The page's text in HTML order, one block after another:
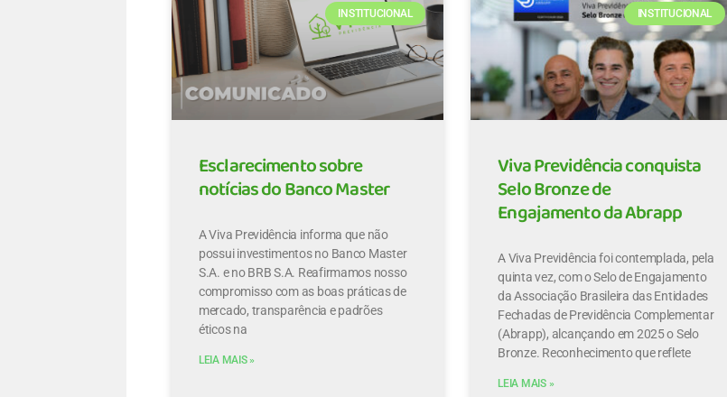
INSTITUCIONAL
Esclarecimento sobre
notícias do Banco Master
A Viva Previdência informa que não
possui investimentos no Banco Master
S.A. e no BRB S.A. Reafirmamos nosso
compromisso com as boas práticas de
mercado, transparência e padrões
éticos na
LEIA MAIS »
INSTITUCIONAL
Viva Previdência conquista
Selo Bronze de
Engajamento da Abrapp
A Viva Previdência foi contemplada, pela
quinta vez, com o Selo de Engajamento
da Associação Brasileira das Entidades
Fechadas de Previdência Complementar
(Abrapp), alcançando em 2025 o Selo
Bronze. Reconhecimento que reflete
LEIA MAIS »